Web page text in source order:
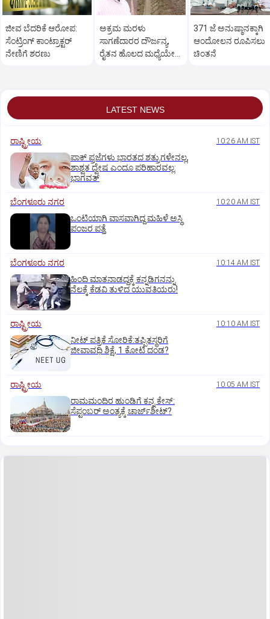
ಜೀವ ಬೆದರಿಕೆ ಆರೋಪ:
ಸೆಂಟ್ರಿಂಗ್ ಕಾಂಟ್ರಾಕ್ಟರ್
ನೇಣಿಗೆ ಶರಣು
ಅಕ್ರಮ ಮರಳು
ಸಾಗಣೆದಾರರ ದೌರ್ಜನ್ಯ,
ರೈತನ ಹೊಲದ ಮಧ್ಯೆಯೇ
371 ಜೆ ಅನುಷ್ಠಾನಕ್ಕಾಗಿ
ಆಂದೋಲನ ರೂಪಿಸಲು
ಚಿಂತನೆ
LATEST NEWS
ರಾಷ್ಟ್ರೀಯ 10:26 AM IST
ಪಾಕ್‌ ಪ್ರಜೆಗಳು ಭಾರತದ ಶತ್ರುಗಳೇನಲ್ಲ,
ಶಾಶ್ವತ ದ್ವೇಷ ಎಂದೂ ಪರಿಹಾರವಲ್ಲ:
ಭಾಗವತ್‌
ಬೆಂಗಳೂರು ನಗರ 10:20 AM IST
ಒಂಟಿಯಾಗಿ ವಾಸವಾಗಿದ್ದ ಮಹಿಳೆ ಅಸ್ಥಿ
ಪಂಜರ ಪತ್ತೆ
ಬೆಂಗಳೂರು ನಗರ 10:14 AM IST
ಹಿಂದಿ ಮಾತನಾಡದ್ದಕ್ಕೆ ಕನ್ನಡಿಗನನ್ನು
ನೆಲಕ್ಕೆ ಕೆಡವಿ ತುಳಿದ ಯುವತಿಯರು!
ರಾಷ್ಟ್ರೀಯ 10:10 AM IST
ನೀಟ್‌ ಪತ್ರಿಕೆ ಸೋರಿಕೆ:ತಪ್ಪಿತಸ್ಥರಿಗೆ
ಜೀವಾವಧಿ ಶಿಕ್ಷೆ, 1 ಕೋಟಿ ದಂಡ?
ರಾಷ್ಟ್ರೀಯ 10:05 AM IST
ರಾಮಮಂದಿರ ಹುಂಡಿಗೆ ಕನ್ನ ಕೇಸ್‌:
ಸೆಪ್ಟಂಬರ್‌ ಅಂತ್ಯಕ್ಕೆ ಚಾರ್ಜ್‌ಶೀಟ್‌?